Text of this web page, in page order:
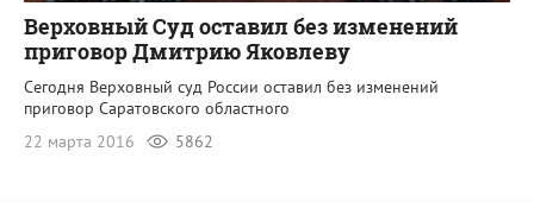
Верховный Суд оставил без изменений
приговор Дмитрию Яковлеву
Сегодня Верховный суд России оставил без изменений
приговор Саратовского областного
22 марта 2016
5862